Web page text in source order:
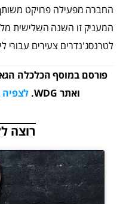
החברה מפעילה פרויקט
המעניק זו השנה השלישית
לטרנסג'נדרים צעירים עבורי
ואתר WDG.
לצפיה
רוצה